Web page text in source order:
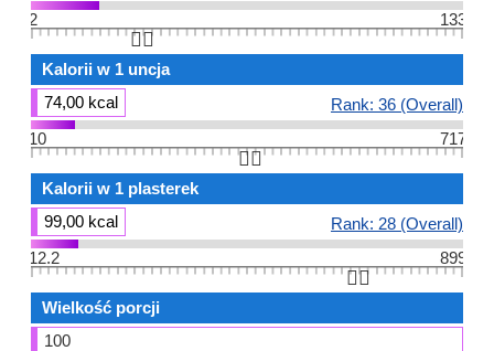
2
133
👆🏻
Kalorii w 1 uncja
74,00 kcal
Rank: 36 (Overall)
10
717
👆🏻
Kalorii w 1 plasterek
99,00 kcal
Rank: 28 (Overall)
12.2
899
👆🏻
Wielkość porcji
100